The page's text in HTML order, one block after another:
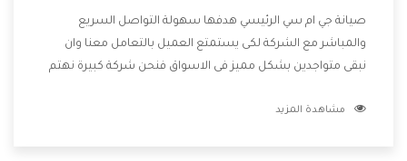
صيانة جي ام سي الرئيسي هدفها سهولة التواصل السريع
والمباشر مع الشركة لكى يستمتع العميل بالتعامل معنا وان
نبقى متواجدين بشكل مميز فى الاسواق فنحن شركة كبيرة نهتم
الشركة بها والتى تكون منها خدمة الصيانة التى تكون من أهم
مشاهدة المزيد